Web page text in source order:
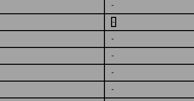
-
-
-
-
-
-